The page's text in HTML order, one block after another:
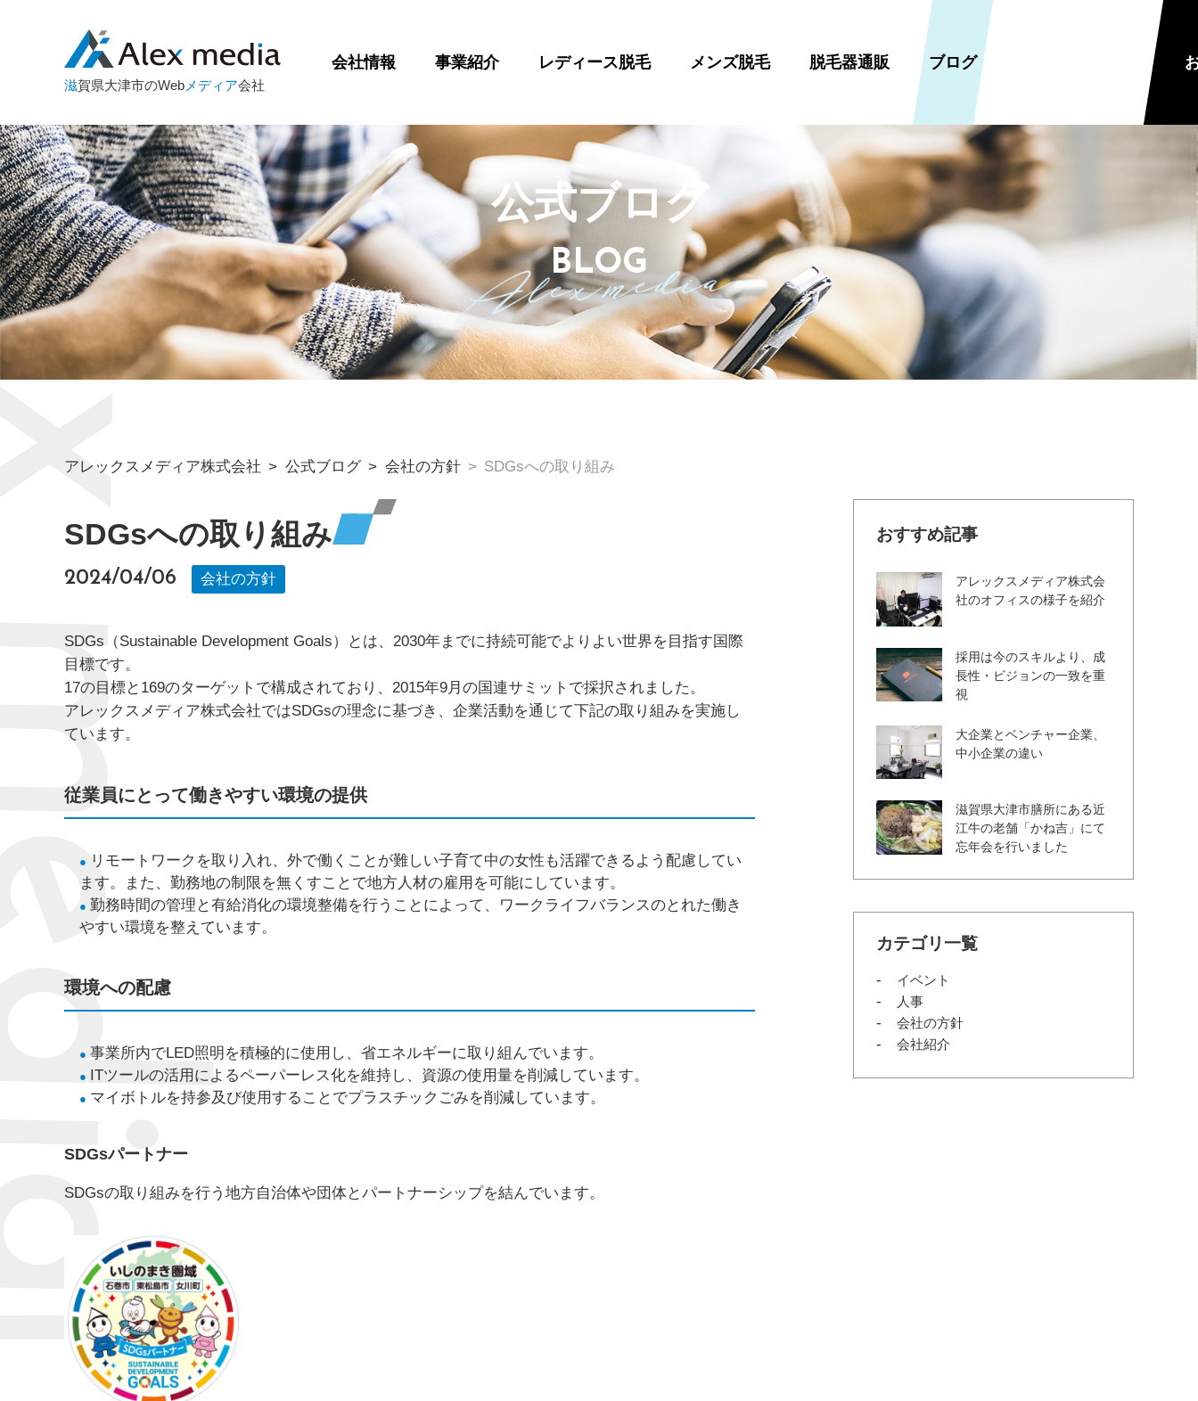
滋賀県大津市のWeb メディア会社
会社情報 事業紹介 レディース脱毛 メンズ脱毛 脱毛器通販 ブログ
公式ブログ
BLOG
アレックスメディア株式会社 公式ブログ 会社の方針 SDGsへの取り組み
SDGsへの取り組み
2024/04/06 会社の方針
SDGs（Sustainable Development Goals）とは、2030年までに持続可能でよりよい世界を目指す国際
目標です。
17の目標と169のターゲットで構成されており、2015年9月の国連サミットで採択されました。
アレックスメディア株式会社ではSDGsの理念に基づき、企業活動を通じて下記の取り組みを実施し
ています。
従業員にとって働きやすい環境の提供
リモートワークを取り入れ、外で働くことが難しい子育て中の女性も活躍できるよう配慮してい
ます。また、勤務地の制限を無くすことで地方人材の雇用を可能にしています。
勤務時間の管理と有給消化の環境整備を行うことによって、ワークライフバランスのとれた働き
やすい環境を整えています。
環境への配慮
事業所内でLED照明を積極的に使用し、省エネルギーに取り組んでいます。
ITツールの活用によるペーパーレス化を維持し、資源の使用量を削減しています。
マイボトルを持参及び使用することでプラスチックごみを削減しています。
SDGsパートナー
SDGsの取り組みを行う地方自治体や団体とパートナーシップを結んでいます。
おすすめ記事
アレックスメディア株式会
社のオフィスの様子を紹介
採用は今のスキルより、成
長性・ビジョンの一致を重
視
大企業とベンチャー企業、
中小企業の違い
滋賀県大津市膳所にある近
江牛の老舗「かね吉」にて
忘年会を行いました
カテゴリ一覧
イベント
人事
会社の方針
会社紹介